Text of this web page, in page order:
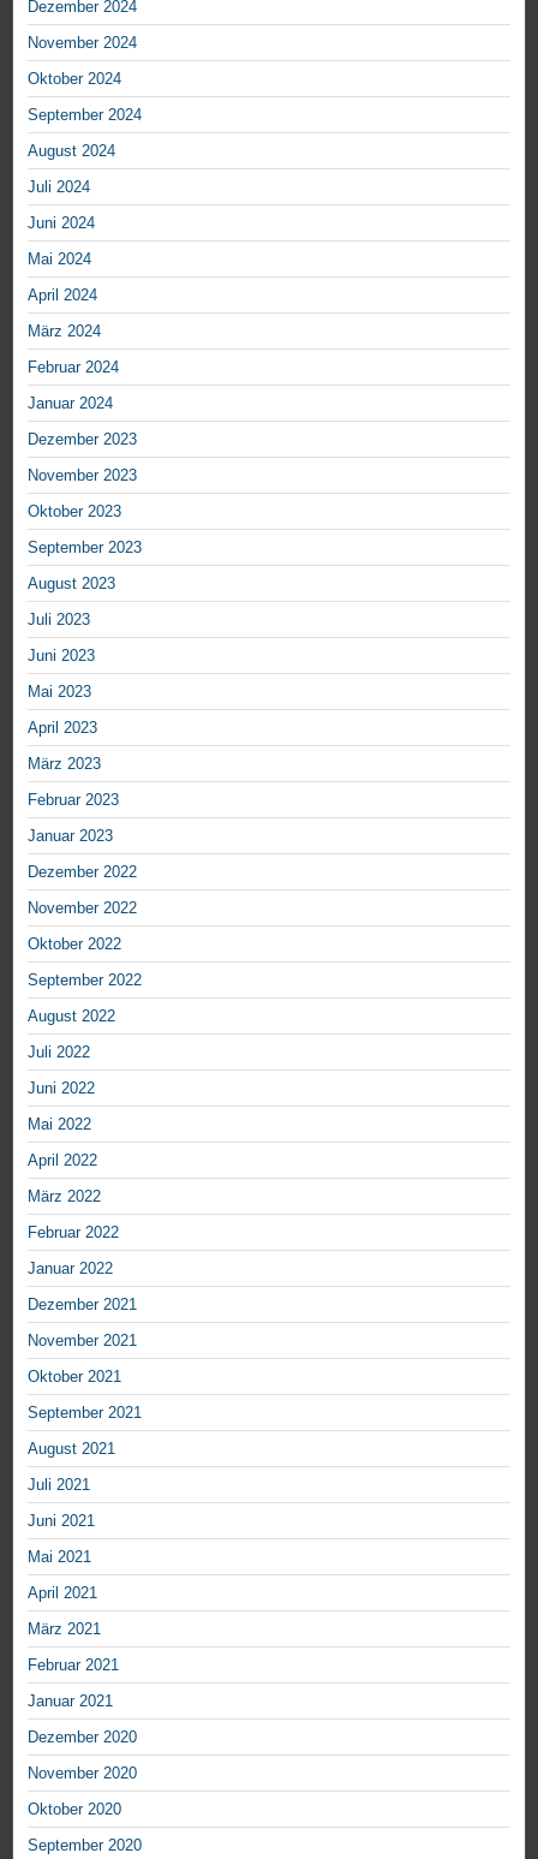
Dezember 2024
November 2024
Oktober 2024
September 2024
August 2024
Juli 2024
Juni 2024
Mai 2024
April 2024
März 2024
Februar 2024
Januar 2024
Dezember 2023
November 2023
Oktober 2023
September 2023
August 2023
Juli 2023
Juni 2023
Mai 2023
April 2023
März 2023
Februar 2023
Januar 2023
Dezember 2022
November 2022
Oktober 2022
September 2022
August 2022
Juli 2022
Juni 2022
Mai 2022
April 2022
März 2022
Februar 2022
Januar 2022
Dezember 2021
November 2021
Oktober 2021
September 2021
August 2021
Juli 2021
Juni 2021
Mai 2021
April 2021
März 2021
Februar 2021
Januar 2021
Dezember 2020
November 2020
Oktober 2020
September 2020